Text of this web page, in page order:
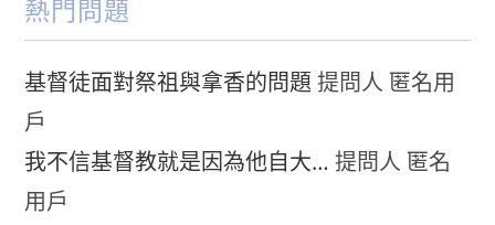
熱門問題
基督徒面對祭祖與拿香的問題 提問人 匿名用
戶
我不信基督教就是因為他自大… 提問人 匿名
用戶